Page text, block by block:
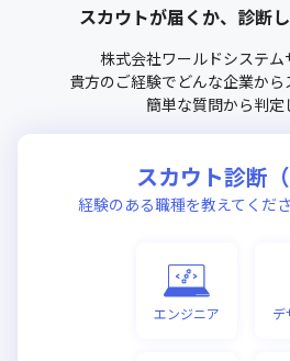
スカウトが届くか、診断
株式会社ワールドシステム
貴方のご経験でどんな企業から
簡単な質問から判定
スカウト診断（
経験のある職種を教えてくだ
エンジニア デ